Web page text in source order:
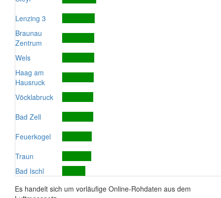
Lenzing 3
Braunau
Zentrum
Wels
Haag am
Hausruck
Vöcklabruck
Bad Zell
Feuerkogel
Traun
Bad Ischl
Es handelt sich um vorläufige Online-Rohdaten aus dem